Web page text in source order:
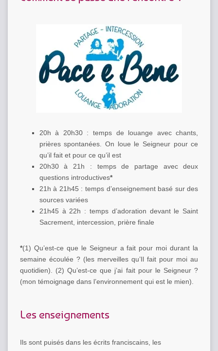
20h à 20h30 : temps de louange avec chants,
prières spontanées. On loue le Seigneur pour ce
qu’il fait et pour ce qu’il est
20h30 à 21h : temps de partage avec deux
questions introductives*
21h à 21h45 : temps d’enseignement basé sur des
sources variées
21h45 à 22h : temps d’adoration devant le Saint
Sacrement, intercession, prière finale
*(1) Qu’est-ce que le Seigneur a fait pour moi durant la
semaine écoulée ? (les merveilles qu’Il fait pour moi au
quotidien). (2) Qu’est-ce que j’ai fait pour le Seigneur ?
(mon témoignage dans l’environnement qui est le mien).
Les enseignements
Ils sont puisés dans les écrits franciscains, les